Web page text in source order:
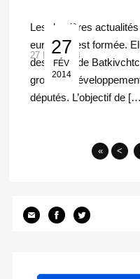
27
FÉV
2014
27 Fév 2014
Les dernières
européen est formée.
des partis de
groupes
députés. L’objectif de
« <